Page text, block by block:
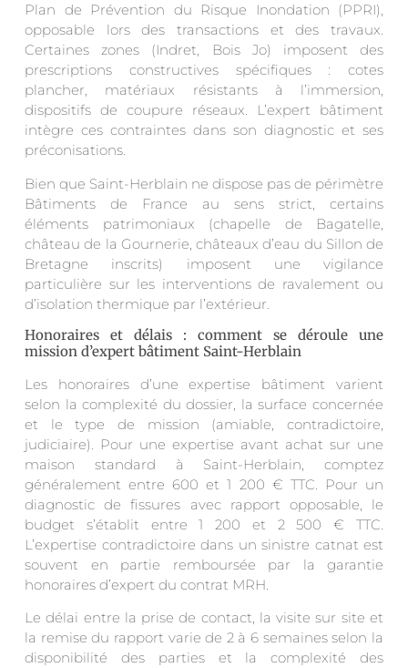
Plan de Prévention du Risque Inondation (PPRI),
opposable lors des transactions et des travaux.
Certaines zones (Indret, Bois Jo) imposent des
prescriptions constructives spécifiques : cotes
plancher, matériaux résistants à l’immersion,
dispositifs de coupure réseaux. L’expert bâtiment
intègre ces contraintes dans son diagnostic et ses
préconisations.
Bien que Saint-Herblain ne dispose pas de périmètre
Bâtiments de France au sens strict, certains
éléments patrimoniaux (chapelle de Bagatelle,
château de la Gournerie, châteaux d’eau du Sillon de
Bretagne inscrits) imposent une vigilance
particulière sur les interventions de ravalement ou
d’isolation thermique par l’extérieur.
Honoraires et délais : comment se déroule une
mission d’expert bâtiment Saint-Herblain
Les honoraires d’une expertise bâtiment varient
selon la complexité du dossier, la surface concernée
et le type de mission (amiable, contradictoire,
judiciaire). Pour une expertise avant achat sur une
maison standard à Saint-Herblain, comptez
généralement entre 600 et 1 200 € TTC. Pour un
diagnostic de fissures avec rapport opposable, le
budget s’établit entre 1 200 et 2 500 € TTC.
L’expertise contradictoire dans un sinistre catnat est
souvent en partie remboursée par la garantie
honoraires d’expert du contrat MRH.
Le délai entre la prise de contact, la visite sur site et
la remise du rapport varie de 2 à 6 semaines selon la
disponibilité des parties et la complexité des